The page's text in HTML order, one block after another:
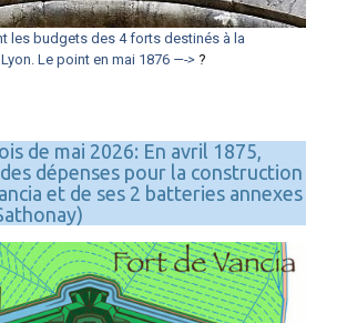
les budgets des 4 forts destinés à la
Le point en mai 1876 —->?
de mai 2026: En avril 1875,
dépenses pour la construction
et de ses 2 batteries annexes